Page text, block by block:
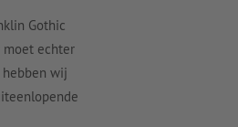
Gothic
moet echter
wij